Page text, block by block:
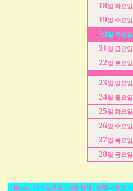
18일 화요일
19일 수요일
20일 목요일
21 일 금요일
22일 토요일
23일 일요일
24일 월요일
25일 화요일
26일 수요일
27일 목요일
28일 금요일
Home 사이트구조 내용검색 전체내용보기